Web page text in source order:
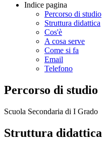
Indice pagina
Percorso di studio
Struttura didattica
Cos'è
A cosa serve
Come si fa
Email
Telefono
Percorso di studio
Scuola Secondaria di I Grado
Struttura didattica